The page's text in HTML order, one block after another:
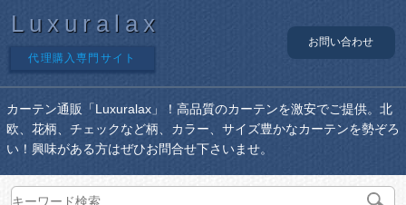
Luxuralax
代理購入専門サイト
お問い合わせ
カーテン通販「Luxuralax」！高品質のカーテンを激安でご提供。北
欧、花柄、チェックなど柄、カラー、サイズ豊かなカーテンを勢ぞろ
い！興味がある方はぜひお問合せ下さいませ。